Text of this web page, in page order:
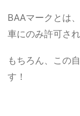
BAAマークとは
車にのみ許可さ
もちろん、この
す！